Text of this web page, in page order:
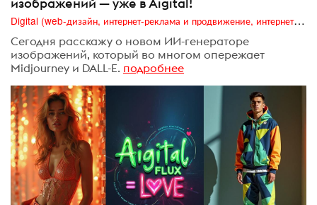
Digital (web-дизайн, интернет-реклама и продвижение, интернет-сообщества и блоги, интернет-коммуникации, мобильный маркетинг, реклама на цифровых экранах)
Сегодня расскажу о новом ИИ-генераторе
изображений, который во многом опережает
Midjourney и DALL-E. подробнее